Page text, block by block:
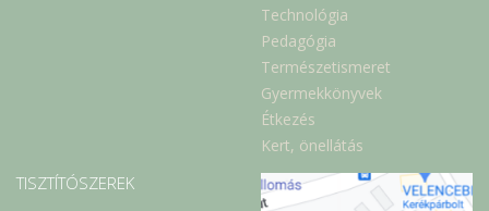
Technológia
Pedagógia
Természetismeret
Gyermekkönyvek
Étkezés
Kert, önellátás
TISZTÍTÓSZEREK